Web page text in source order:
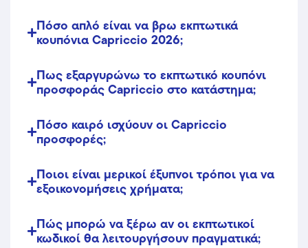
Πόσο απλό είναι να βρω εκπτωτικά
κουπόνια Capriccio 2026;
Πως εξαργυρώνω το εκπτωτικό κουπόνι
προσφοράς Capriccio στο κατάστημα;
Πόσο καιρό ισχύουν οι Capriccio
προσφορές;
Ποιοι είναι μερικοί έξυπνοι τρόποι για να
εξοικονομήσεις χρήματα;
Πώς μπορώ να ξέρω αν οι εκπτωτικοί
κωδικοί θα λειτουργήσουν πραγματικά;